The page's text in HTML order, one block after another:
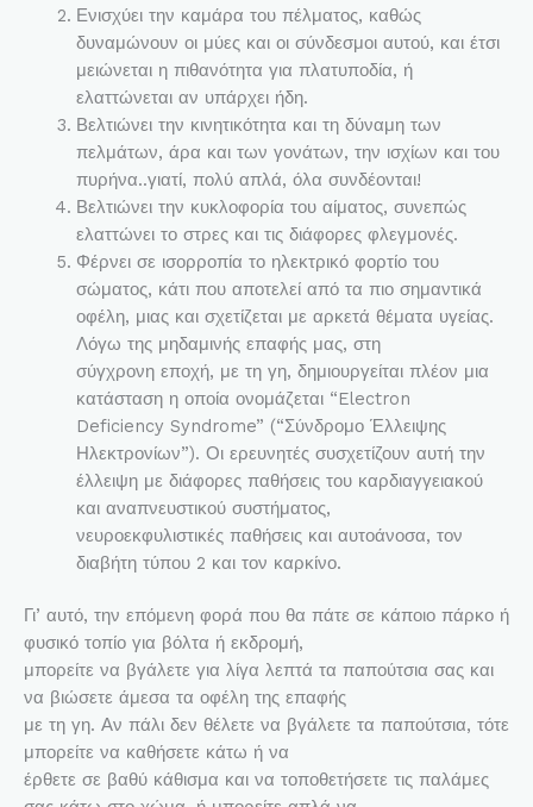
Ενισχύει την καμάρα του πέλματος, καθώς
δυναμώνουν οι μύες και οι σύνδεσμοι αυτού, και έτσι
μειώνεται η πιθανότητα για πλατυποδία, ή
ελαττώνεται αν υπάρχει ήδη.
Βελτιώνει την κινητικότητα και τη δύναμη των
πελμάτων, άρα και των γονάτων, την ισχίων και του
πυρήνα..γιατί, πολύ απλά, όλα συνδέονται!
Βελτιώνει την κυκλοφορία του αίματος, συνεπώς
ελαττώνει το στρες και τις διάφορες φλεγμονές.
Φέρνει σε ισορροπία το ηλεκτρικό φορτίο του
σώματος, κάτι που αποτελεί από τα πιο σημαντικά
οφέλη, μιας και σχετίζεται με αρκετά θέματα υγείας.
Λόγω της μηδαμινής επαφής μας, στη
σύγχρονη εποχή, με τη γη, δημιουργείται πλέον μια
κατάσταση η οποία ονομάζεται “Electron
Deficiency Syndrome” (“Σύνδρομο Έλλειψης
Ηλεκτρονίων”). Οι ερευνητές συσχετίζουν αυτή την
έλλειψη με διάφορες παθήσεις του καρδιαγγειακού
και αναπνευστικού συστήματος,
νευροεκφυλιστικές παθήσεις και αυτοάνοσα, τον
διαβήτη τύπου 2 και τον καρκίνο.
Γι’ αυτό, την επόμενη φορά που θα πάτε σε κάποιο πάρκο ή
φυσικό τοπίο για βόλτα ή εκδρομή,
μπορείτε να βγάλετε για λίγα λεπτά τα παπούτσια σας και
να βιώσετε άμεσα τα οφέλη της επαφής
με τη γη. Αν πάλι δεν θέλετε να βγάλετε τα παπούτσια, τότε
μπορείτε να καθήσετε κάτω ή να
έρθετε σε βαθύ κάθισμα και να τοποθετήσετε τις παλάμες